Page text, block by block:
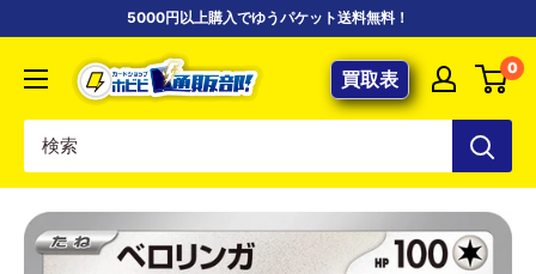
5000円以上購入でゆうパケット送料無料！
【ポ
ケ
専
門
カ
買取表 0